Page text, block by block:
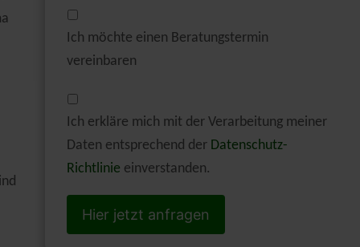
Ich möchte einen Beratungstermin
vereinbaren
Ich erkläre mich mit der Verarbeitung meiner
Daten entsprechend der Datenschutz-
Richtlinie einverstanden.
Hier jetzt anfragen